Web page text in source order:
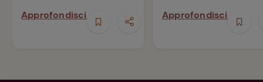
Approfondisci Approfondisci